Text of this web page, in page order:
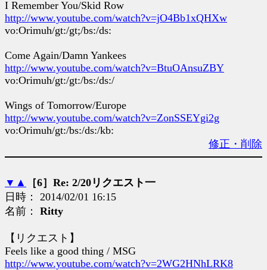
I Remember You/Skid Row
http://www.youtube.com/watch?v=jO4Bb1xQHXw
vo:Orimuh/gt:/gt;/bs:/ds:
Come Again/Damn Yankees
http://www.youtube.com/watch?v=BtuOAnsuZBY
vo:Orimuh/gt:/gt:/bs:/ds:/
Wings of Tomorrow/Europe
http://www.youtube.com/watch?v=ZonSSEYgi2g
vo:Orimuh/gt:/bs:/ds:/kb:
修正・削除
▼ ▲
［6］Re: 2/20リクエスト一
日時： 2014/02/01 16:15
名前： Ritty
【リクエスト】
Feels like a good thing / MSG
http://www.youtube.com/watch?v=2WG2HNhLRK8